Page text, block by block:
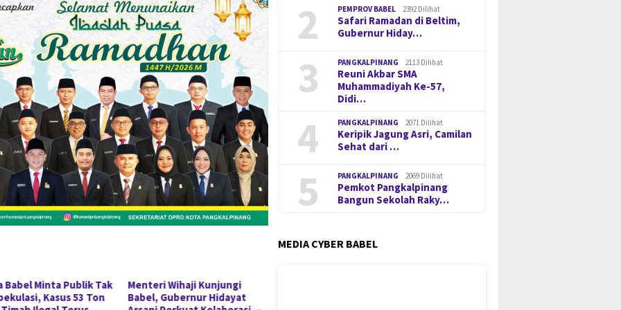
Babel Minta Publik Tak
Kasus 53 Ton
Menteri Wihaji Kunjungi
Babel, Gubernur Hidayat
2 PEMPROV BABEL 2392 Dilihat
Safari Ramadan di Beltim,
Gubernur Hiday…
3 PANGKALPINANG 2113 Dilihat
Reuni Akbar SMA
Muhammadiyah Ke-57,
Didi…
4 PANGKALPINANG 2071 Dilihat
Keripik Jagung Asri, Camilan
Sehat dari …
5 PANGKALPINANG 2069 Dilihat
Pemkot Pangkalpinang
Bangun Sekolah Raky…
MEDIA CYBER BABEL